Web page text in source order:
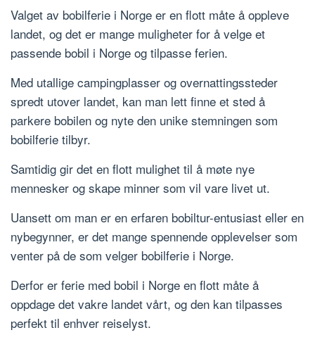
Valget av bobilferie i Norge er en flott måte å oppleve
landet, og det er mange muligheter for å velge et
passende bobil i Norge og tilpasse ferien.
Med utallige campingplasser og overnattingssteder
spredt utover landet, kan man lett finne et sted å
parkere bobilen og nyte den unike stemningen som
bobilferie tilbyr.
Samtidig gir det en flott mulighet til å møte nye
mennesker og skape minner som vil vare livet ut.
Uansett om man er en erfaren bobiltur-entusiast eller en
nybegynner, er det mange spennende opplevelser som
venter på de som velger bobilferie i Norge.
Derfor er ferie med bobil i Norge en flott måte å
oppdage det vakre landet vårt, og den kan tilpasses
perfekt til enhver reiselyst.